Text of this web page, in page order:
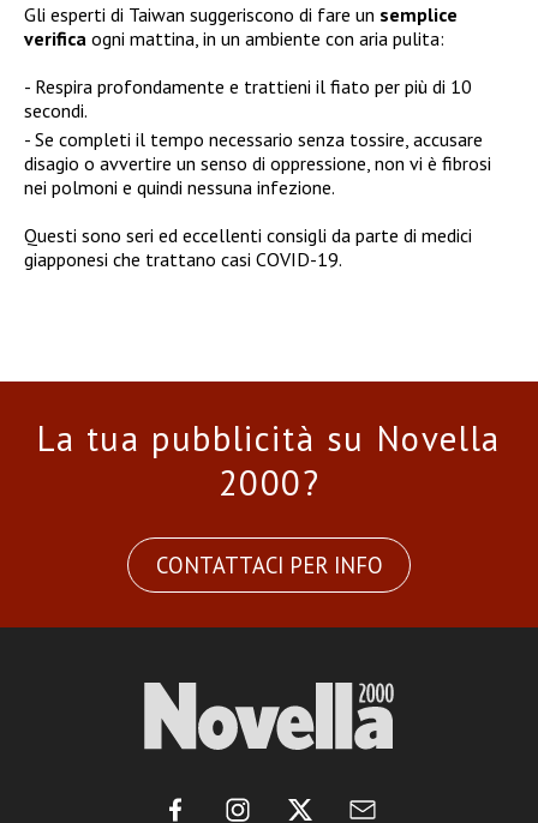
Gli esperti di Taiwan suggeriscono di fare un semplice
verifica ogni mattina, in un ambiente con aria pulita:
Respira profondamente e trattieni il fiato per più di 10
secondi.
Se completi il tempo necessario senza tossire, accusare
disagio o avvertire un senso di oppressione, non vi è fibrosi
nei polmoni e quindi nessuna infezione.
Questi sono seri ed eccellenti consigli da parte di medici
giapponesi che trattano casi COVID-19.
La tua pubblicità su Novella
2000?
CONTATTACI PER INFO